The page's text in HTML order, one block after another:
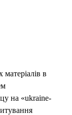
в
на «ukraine-